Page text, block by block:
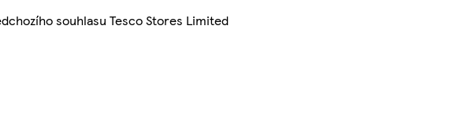
souhlasu Tesco Stores Limited